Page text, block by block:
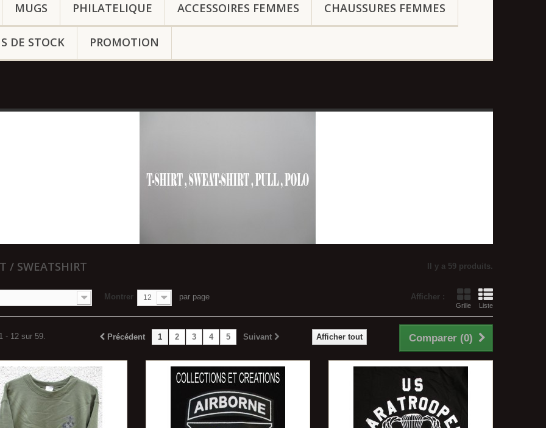
MUGS PHILATELIQUE ACCESSOIRES FEMMES CHAUSSURES FEMMES
DE STOCK PROMOTION
/ SWEATSHIRT Il y a 59 produits.
Afficher :
Grille Liste
Montrer 12 par page
Comparer (0)
Afficher tout
Précédent 1 2 3 4 5 Suivant
- 12 sur 59.